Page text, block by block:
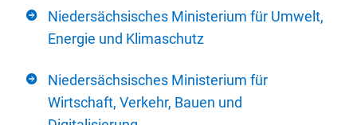
Niedersächsisches Ministerium für Umwelt,
Energie und Klimaschutz
Niedersächsisches Ministerium für
Wirtschaft, Verkehr, Bauen und